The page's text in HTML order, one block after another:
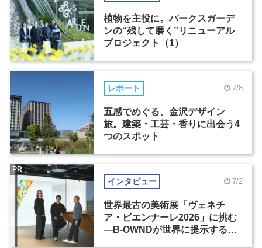
植物を主役に。パークスガーデ
ンの“残して磨く”リニューアル
プロジェクト（1）
レポート 7/8
五感でめぐる、金沢デザイン
旅。建築・工芸・香りに出会う4
つのスポット
インタビュー 7/2
世界最古の美術展「ヴェネチ
ア・ビエンナーレ2026」に挑む
―B-OWNDが世界に提示する美
PR